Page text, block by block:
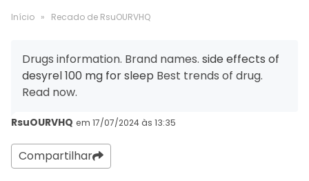
Início » Recado de RsuOURVHQ
Drugs information. Brand names. side effects of
desyrel 100 mg for sleep Best trends of drug.
Read now.
RsuOURVHQ em 17/07/2024 às 13:35
Compartilhar